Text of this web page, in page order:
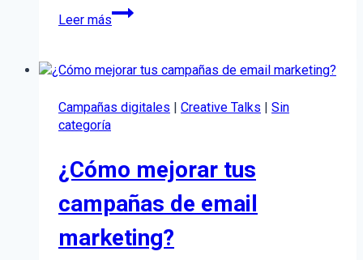
Leer más
¿Cómo
contar
con
tu
El
Storytelling
tu
Campañas digitales | Creative Talks | Sin
categoría
¿Cómo mejorar tus
campañas de email
marketing?